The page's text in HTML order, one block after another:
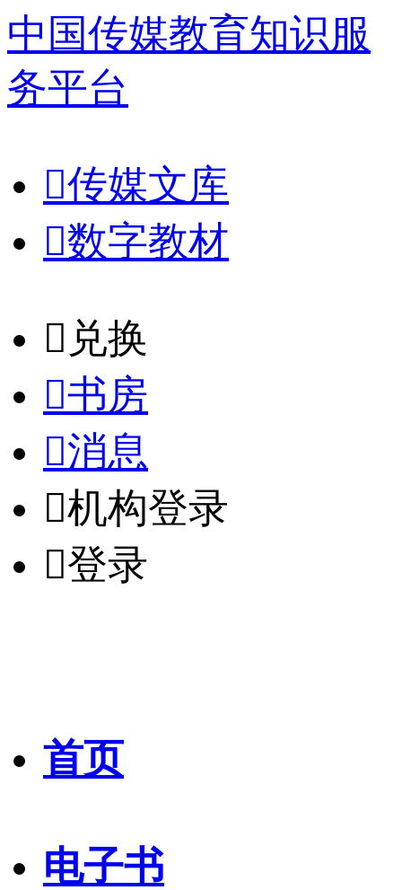
中国传媒教育知识服
务平台
传媒文库
数字教材
𐈈 兑换
书房
消息
机构登录
登录
首页
电子书